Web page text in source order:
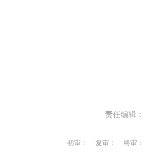
责任编辑：
初审： 复审： 终审：